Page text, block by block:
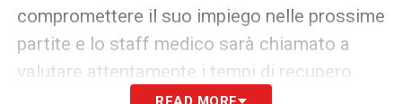
compromettere il suo impiego nelle prossime
partite e lo staff medico sarà chiamato a
valutare attentamente i tempi di recupero.